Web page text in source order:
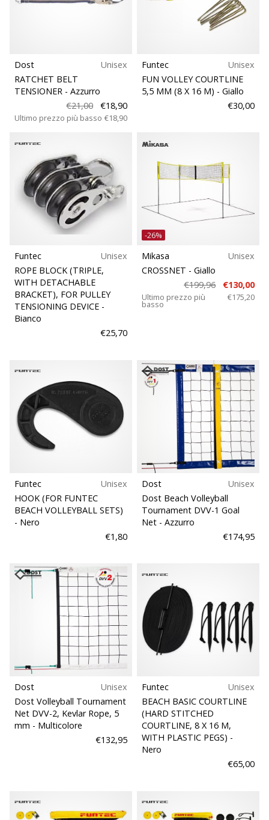
un
fanatico
della
come
Unisciti
come
marchio
Ambassador.
•
Tempo di lettura: 2 min.
Weplayvolleyball
affiliate
program
personale,
blog,
gestisci
una
pagina
un
forum
online?
Fa’
profitto.
Unisciti
articoli
Taglie
Terreno di gioco
Dost
Unisex
RATCHET BELT
TENSIONER - Azzurro
€21,00
€18,90
Ultimo prezzo più basso €18,90
Funtec
Unisex
FUN VOLLEY COURTLINE
5,5 MM (8 X 16 M) - Giallo
€30,00
Funtec
Unisex
ROPE BLOCK (TRIPLE,
WITH DETACHABLE
BRACKET), FOR PULLEY
TENSIONING DEVICE -
Bianco
€25,70
-26%
Mikasa
Unisex
CROSSNET - Giallo
€199,96
€130,00
Ultimo prezzo più
basso
€175,20
Funtec
Unisex
HOOK (FOR FUNTEC
BEACH VOLLEYBALL SETS)
- Nero
€1,80
Dost
Unisex
Dost Beach Volleyball
Tournament DVV-1 Goal
Net - Azzurro
€174,95
Dost
Unisex
Dost Volleyball Tournament
Net DVV-2, Kevlar Rope, 5
mm - Multicolore
€132,95
Funtec
Unisex
BEACH BASIC COURTLINE
(HARD STITCHED
COURTLINE, 8 X 16 M,
WITH PLASTIC PEGS) -
Nero
€65,00